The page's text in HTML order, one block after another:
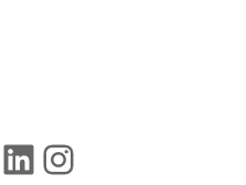
LinkedIn
Instagram